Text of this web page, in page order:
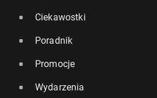
Ciekawostki
Poradnik
Promocje
Wydarzenia